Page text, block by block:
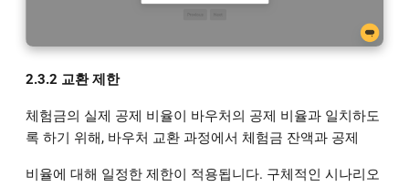
2.3.2 교환 제한
체험금의 실제 공제 비율이 바우처의 공제 비율과 일치하도
록 하기 위해, 바우처 교환 과정에서 체험금 잔액과 공제
비율에 대해 일정한 제한이 적용됩니다. 구체적인 시나리오